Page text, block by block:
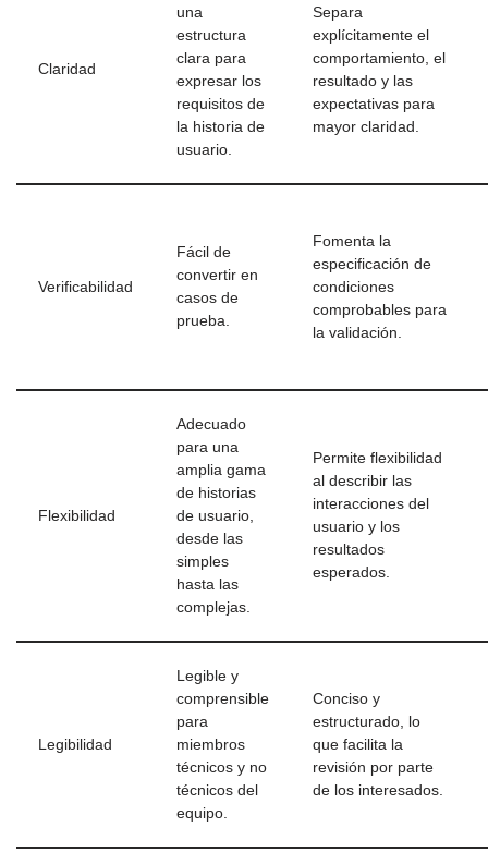
Claridad
una
estructura
clara para
expresar los
requisitos de
la historia de
usuario.
Separa
explícitamente el
comportamiento, el
resultado y las
expectativas para
mayor claridad.
Verificabilidad
Fácil de
convertir en
casos de
prueba.
Fomenta la
especificación de
condiciones
comprobables para
la validación.
Flexibilidad
Adecuado
para una
amplia gama
de historias
de usuario,
desde las
simples
hasta las
complejas.
Permite flexibilidad
al describir las
interacciones del
usuario y los
resultados
esperados.
Legibilidad
Legible y
comprensible
para
miembros
técnicos y no
técnicos del
equipo.
Conciso y
estructurado, lo
que facilita la
revisión por parte
de los interesados.